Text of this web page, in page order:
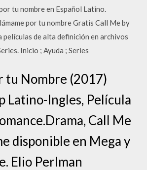
tu nombre en Español Latino.
por tu nombre Gratis Call Me by
películas de alta definición en archivos
Inicio ; Ayuda ; Series
tu Nombre (2017)
Latino-Ingles, Película
Call Me
disponible en Mega y
Elio Perlman